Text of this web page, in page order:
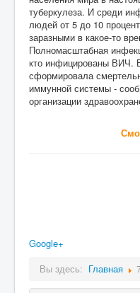
туберкулеза. И среди
людей от 5 до 10
заразными в какое-то
Полномасштабная
кто инфицированы ВИЧ.
сформировала
иммунной системы -
организации
Google+
Вы здесь: Главная